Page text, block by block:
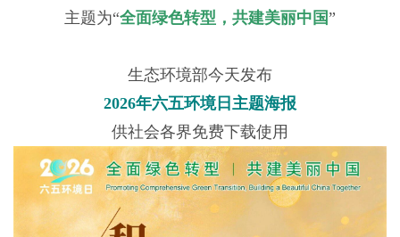
主题为“全面绿色转型，共建美丽中国”
生态环境部今天发布
2026年六五环境日主题海报
供社会各界免费下载使用